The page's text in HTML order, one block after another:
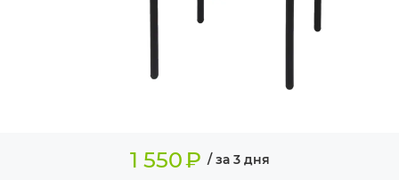
1 550₽ / за 3 дня